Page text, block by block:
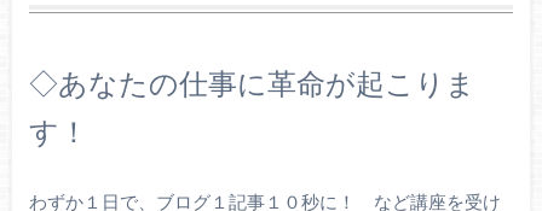
◇あなたの仕事に革命が起こりま
す！
わずか１日で、ブログ１記事１０秒に！ など講座を受け